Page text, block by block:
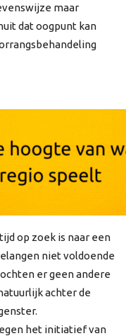
maar
dat oogpunt kan
op zoek is naar een
niet voldoende
er geen andere
achter de
het initiatief van